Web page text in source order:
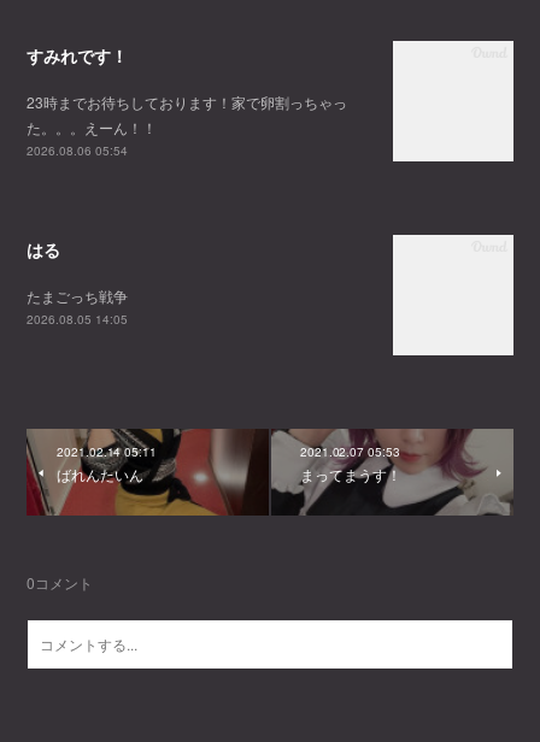
すみれです！
23時までお待ちしております！家で卵割っちゃっ
た。。。えーん！！
2026.08.06 05:54
はる
たまごっち戦争
2026.08.05 14:05
2021.02.14 05:11
ばれんたいん
2021.02.07 05:53
まってまうす！
0コメント